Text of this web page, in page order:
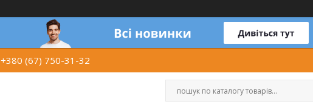
+380 (67) 750-31-32